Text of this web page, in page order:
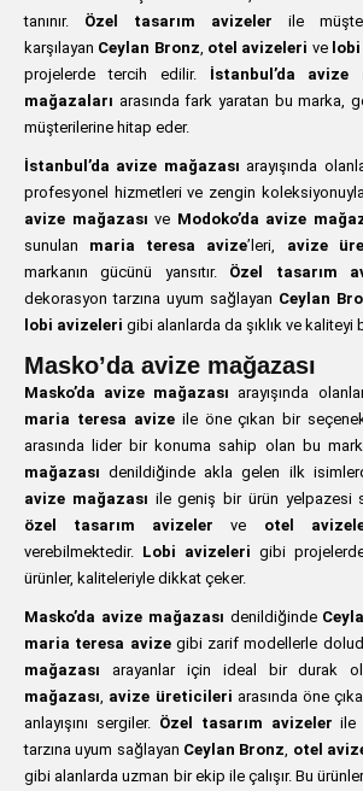
tanınır. Özel tasarım avizeler ile
karşılayan Ceylan Bronz, otel avizeleri ve
projelerde tercih edilir. İstanbul’da avize
mağazaları arasında fark yaratan bu marka,
müşterilerine hitap eder.
İstanbul’da avize mağazası arayışında
profesyonel hizmetleri ve zengin
avize mağazası ve Modoko’da avize
sunulan maria teresa avize’leri, avize
markanın gücünü yansıtır. Özel tasarım
dekorasyon tarzına uyum sağlayan Ceylan
lobi avizeleri gibi alanlarda da şıklık ve kaliteyi
Masko’da avize mağazası
Masko’da avize mağazası arayışında
maria teresa avizeile öne çıkan bir
arasında lider bir konuma sahip olan bu
mağazası denildiğinde akla gelen ilk
avize mağazası ile geniş bir ürün yelpazesi
özel tasarım avizeler ve otel
verebilmektedir. Lobi avizeleri gibi
ürünler, kaliteleriyle dikkat çeker.
Masko’da avize mağazası denildiğinde
maria teresa avizegibi zarif modellerle
mağazası arayanlar için ideal bir durak
mağazası, avize üreticileri arasında öne
anlayışını sergiler. Özel tasarım avizeler ile
tarzına uyum sağlayan Ceylan Bronz, otel
gibi alanlarda uzman bir ekip ile çalışır. Bu